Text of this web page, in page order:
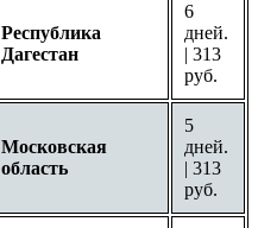
Республика
Дагестан
6
дней.
| 313
руб.
Московская
область
5
дней.
| 313
руб.